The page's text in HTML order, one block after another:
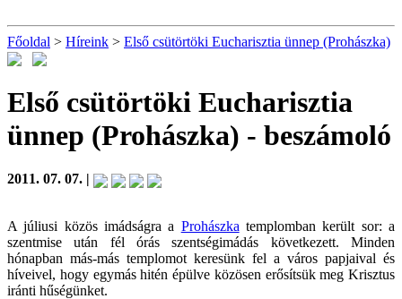
Főoldal > Híreink > Első csütörtöki Eucharisztia ünnep (Prohászka)
Első csütörtöki Eucharisztia
ünnep (Prohászka) - beszámoló
2011. 07. 07. |
A júliusi közös imádságra a Prohászka templomban került sor: a
szentmise után fél órás szentségimádás következett. Minden
hónapban más-más templomot keresünk fel a város papjaival és
híveivel, hogy egymás hitén épülve közösen erősítsük meg Krisztus
iránti hűségünket.